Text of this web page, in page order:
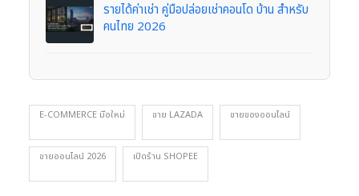
รายได้ค่าเช่า คู่มือปล่อยเช่าคอนโด บ้าน สำหรับ
คนไทย 2026
E-COMMERCE มือใหม่ ขาย LAZADA ขายของออนไลน์
ขายออนไลน์ 2026 เปิดร้าน SHOPEE